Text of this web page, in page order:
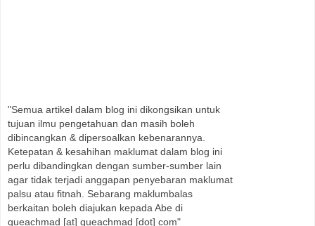
"Semua artikel dalam blog ini dikongsikan untuk
tujuan ilmu pengetahuan dan masih boleh
dibincangkan & dipersoalkan kebenarannya.
Ketepatan & kesahihan maklumat dalam blog ini
perlu dibandingkan dengan sumber-sumber lain
agar tidak terjadi anggapan penyebaran maklumat
palsu atau fitnah. Sebarang maklumbalas
berkaitan boleh diajukan kepada Abe di
queachmad [at] queachmad [dot] com"